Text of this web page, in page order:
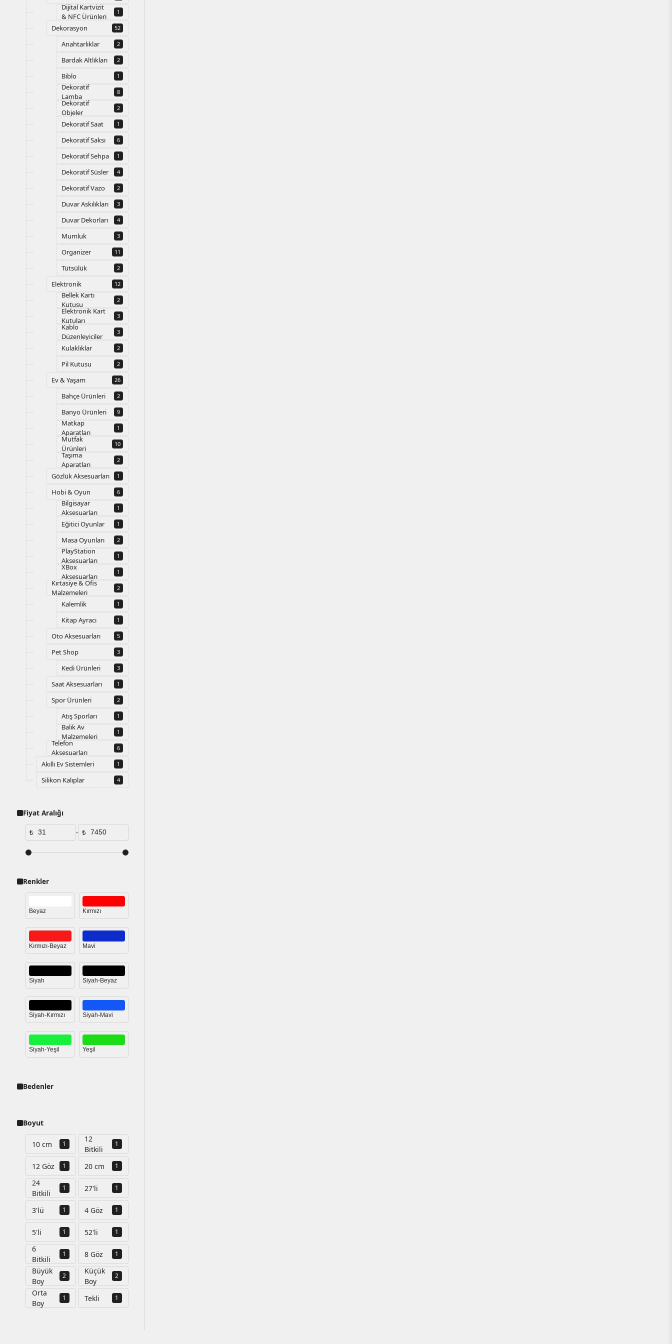
Dijital Kartvizit
& NFC Ürünleri
1
Dekorasyon 52
Anahtarlıklar 2
Bardak Altlıkları 2
Biblo 1
Dekoratif
Lamba
8
Dekoratif
Objeler
2
Dekoratif Saat 1
Dekoratif Saksı 6
Dekoratif Sehpa 1
Dekoratif Süsler 4
Dekoratif Vazo 2
Duvar Askılıkları 3
Duvar Dekorları 4
Mumluk 3
Organizer 11
Tütsülük 2
Elektronik 12
Bellek Kartı
Kutusu
2
Elektronik Kart
Kutuları
3
Kablo
Düzenleyiciler
3
Kulaklıklar 2
Pil Kutusu 2
Ev & Yaşam 26
Bahçe Ürünleri 2
Banyo Ürünleri 9
Matkap
Aparatları
1
Mutfak
Ürünleri
10
Taşıma
Aparatları
2
Gözlük Aksesuarları 1
Hobi & Oyun 6
Bilgisayar
Aksesuarları
1
Eğitici Oyunlar 1
Masa Oyunları 2
PlayStation
Aksesuarları
1
XBox
Aksesuarları
1
Kırtasiye & Ofis
Malzemeleri
2
Kalemlik 1
Kitap Ayracı 1
Oto Aksesuarları 5
Pet Shop 3
Kedi Ürünleri 3
Saat Aksesuarları 1
Spor Ürünleri 2
Atış Sporları 1
Balık Av
Malzemeleri
1
Telefon
Aksesuarları
6
Akıllı Ev Sistemleri 1
Silikon Kalıplar 4
Fiyat Aralığı
₺ - ₺
Renkler
Beyaz Kırmızı
Kırmızı-Beyaz Mavi
Siyah Siyah-Beyaz
Siyah-Kırmızı Siyah-Mavi
Siyah-Yeşil Yeşil
Bedenler
Boyut
10 cm 1
12
Bitkili
1
12 Göz 1 20 cm 1
24
Bitkili
1 27'li 1
3'lü 1 4 Göz 1
5'li 1 52'li 1
6
Bitkili
1 8 Göz 1
Büyük
Boy
2
Küçük
Boy
2
Orta
Boy
1 Tekli 1